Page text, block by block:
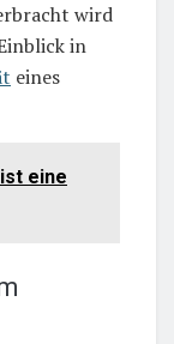
wird
in
eines
eine